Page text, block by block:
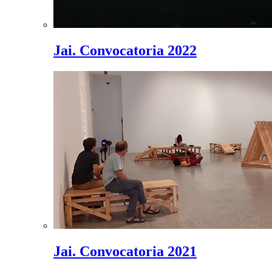
Jai. Convocatoria 2022
Jai. Convocatoria 2021